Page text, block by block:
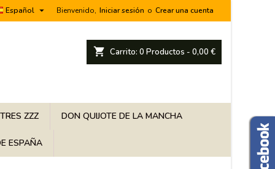
Bienvenido, Iniciar sesión o Crear una cuenta
Español 
shopping_cart Carrito: 0 Productos - 0,00 €
ZZZ DON QUIJOTE DE LA MANCHA
ESPAÑA